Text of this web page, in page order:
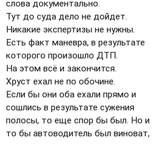
слова документально.
Тут до суда дело не дойдет.
Никакие экспертизы не нужны.
Есть факт маневра, в результате
которого произошло ДТП.
На этом всё и закончится.
Хруст ехал не по обочине.
Если бы они оба ехали прямо и
сошлись в результате сужения
полосы, то еще спор бы был. Но и
то бы автоводитель был виноват,